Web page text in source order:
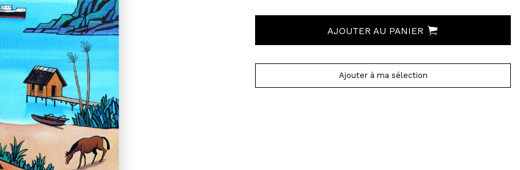
AJOUTER AU PANIER
Ajouter à ma sélection